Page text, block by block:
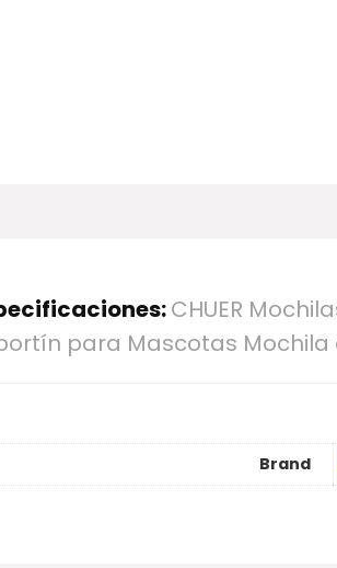
CHUER
para Mascotas Mochila
Brand